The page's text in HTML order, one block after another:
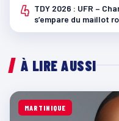
4 TDY 2026 : UFR –
s’empare du maillot
À LIRE AUSSI
MARTINIQUE